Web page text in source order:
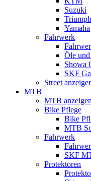
Suzuki
Triumph
Yamaha
Fahrwerk
Öle
Showa
SKF
Street
MTB
MTB anzeigen
Bike Pflege
Bike
MTB
Fahrwerk
SKF
Protektoren